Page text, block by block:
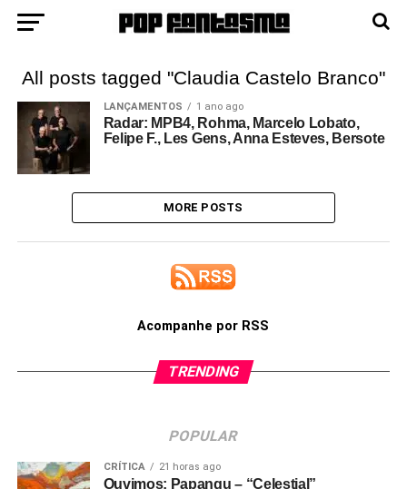
All posts tagged "Claudia Castelo Branco"
LANÇAMENTOS 1 ano ago
Radar: MPB4, Rohma, Marcelo Lobato,
Felipe F., Les Gens, Anna Esteves, Bersote
MORE POSTS
Acompanhe por RSS
TRENDING
POPULAR
CRÍTICA 21 horas ago
Ouvimos: Papangu – “Celestial”